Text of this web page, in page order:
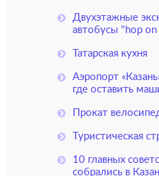
Двухэтажные
автобусы "hop
Татарская кухня
Аэропорт
где оставить
Прокат
Туристическая
10 главных
собрались в